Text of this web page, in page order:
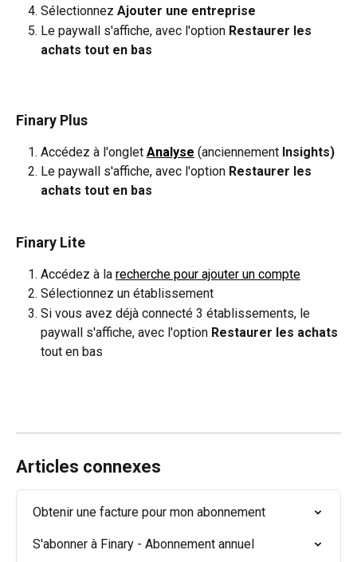
Sélectionnez Ajouter une entreprise
Le paywall s'affiche, avec l'option Restaurer les
achats tout en bas
Finary Plus
Accédez à l'onglet Analyse (anciennement Insights)
Le paywall s'affiche, avec l'option Restaurer les
achats tout en bas
Finary Lite
Accédez à la recherche pour ajouter un compte
Sélectionnez un établissement
Si vous avez déjà connecté 3 établissements, le
paywall s'affiche, avec l'option Restaurer les achats
tout en bas
Articles connexes
Obtenir une facture pour mon abonnement
S'abonner à Finary - Abonnement annuel